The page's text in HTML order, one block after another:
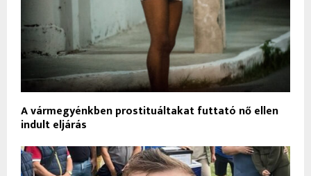
A vármegyénkben prostituáltakat futtató nő ellen
indult eljárás